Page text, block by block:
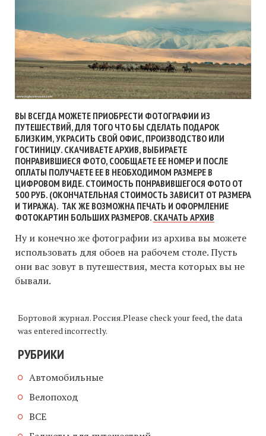
ВЫ ВСЕГДА МОЖЕТЕ ПРИОБРЕСТИ ФОТОГРАФИИ ИЗ
ПУТЕШЕСТВИЙ, ДЛЯ ТОГО ЧТО БЫ СДЕЛАТЬ ПОДАРОК
БЛИЗКИМ, УКРАСИТЬ СВОЙ ОФИС, ПРОИЗВОДСТВО ИЛИ
ГОСТИНИЦУ. СКАЧИВАЕТЕ АРХИВ, ВЫБИРАЕТЕ
ПОНРАВИВШИЕСЯ ФОТО, СООБЩАЕТЕ ЕЕ НОМЕР И ПОСЛЕ
ОПЛАТЫ ПОЛУЧАЕТЕ ЕЕ В НЕОБХОДИМОМ РАЗМЕРЕ В
ЦИФРОВОМ ВИДЕ. СТОИМОСТЬ ПОНРАВИВШЕГОСЯ ФОТО ОТ
500 РУБ. (ОКОНЧАТЕЛЬНАЯ СТОИМОСТЬ ЗАВИСИТ ОТ РАЗМЕРА
И ТИРАЖА). ТАК ЖЕ ВОЗМОЖНА ПЕЧАТЬ И ОФОРМЛЕНИЕ
ФОТОКАРТИН БОЛЬШИХ РАЗМЕРОВ. СКАЧАТЬ АРХИВ
Ну и конечно же фотографии из архива вы можете
использовать для обоев на рабочем столе. Пусть
они вас зовут в путешествия, места которых вы не
бывали.
Бортовой журнал. Россия.Please check your feed, the data
was entered incorrectly.
РУБРИКИ
Автомобильные
Велопоход
ВСЕ